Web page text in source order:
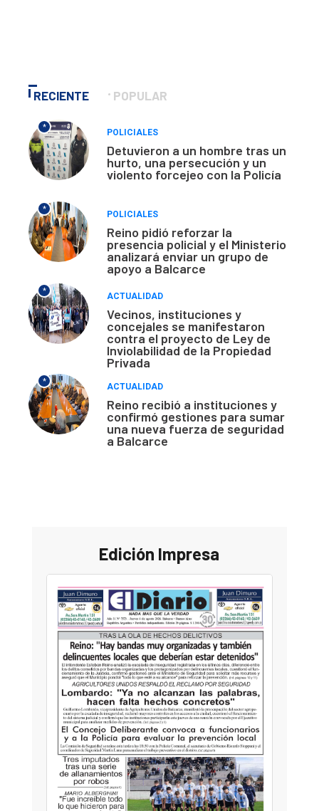
RECIENTE POPULAR
*
POLICIALES
Detuvieron a un hombre tras un
hurto, una persecución y un
violento forcejeo con la Policía
*
POLICIALES
Reino pidió reforzar la
presencia policial y el Ministerio
analizará enviar un grupo de
apoyo a Balcarce
*
ACTUALIDAD
Vecinos, instituciones y
concejales se manifestaron
contra el proyecto de Ley de
Inviolabilidad de la Propiedad
Privada
*
ACTUALIDAD
Reino recibió a instituciones y
confirmó gestiones para sumar
una nueva fuerza de seguridad
a Balcarce
Edición Impresa